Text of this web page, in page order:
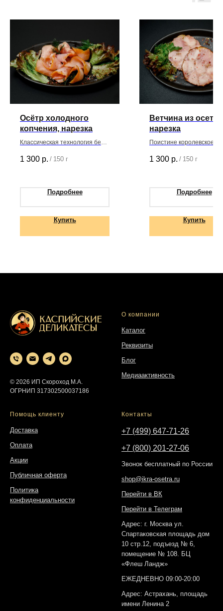
Осётр холодного
копчения, нарезка
Классическая технология без
пищевых добавок
1 300 р. / 150 г
Подробнее
Купить
Ветчина из
нарезка
Поистине королевское
изумительный и
1 300 р. / 150 г
Подробнее
Купить
© 2026 ИП Скороход М.А.
ОГРНИП 317302500037186
О компании
Каталог
Реквизиты
Блог
Медиаактивность
Помощь клиенту
Доставка
Оплата
Акции
Публичная оферта
Политика
конфиденциальности
Контакты
+7 (499) 647-71-26
+7 (800) 201-27-06
Звонок бесплатный по России
shop@ikra-osetra.ru
Перейти в ВК
Перейти в Телеграм
Адрес: г. Москва ул.
Спартаковская площадь дом
10 стр.12, подъезд № 6,
помещение № 108. БЦ
«Флеш Ландж»
ЕЖЕДНЕВНО 09:00-20:00
Адрес: Астрахань, площадь
имени Ленина 2